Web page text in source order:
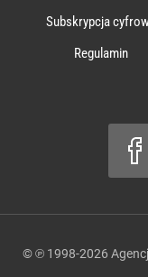
Subskrypcja
Regulamin
© ℗ 1998-2026